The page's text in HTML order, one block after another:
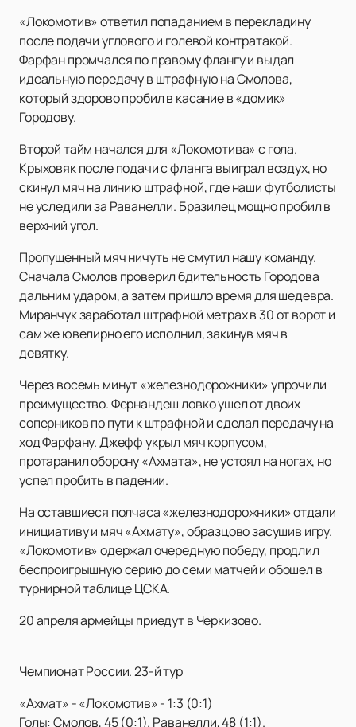
«Локомотив» ответил попаданием в перекладину
после подачи углового и голевой контратакой.
Фарфан промчался по правому флангу и выдал
идеальную передачу в штрафную на Смолова,
который здорово пробил в касание в «домик»
Городову.
Второй тайм начался для «Локомотива» с гола.
Крыховяк после подачи с фланга выиграл воздух, но
скинул мяч на линию штрафной, где наши футболисты
не уследили за Раванелли. Бразилец мощно пробил в
верхний угол.
Пропущенный мяч ничуть не смутил нашу команду.
Сначала Смолов проверил бдительность Городова
дальним ударом, а затем пришло время для шедевра.
Миранчук заработал штрафной метрах в 30 от ворот и
сам же ювелирно его исполнил, закинув мяч в
девятку.
Через восемь минут «железнодорожники» упрочили
преимущество. Фернандеш ловко ушел от двоих
соперников по пути к штрафной и сделал передачу на
ход Фарфану. Джефф укрыл мяч корпусом,
протаранил оборону «Ахмата», не устоял на ногах, но
успел пробить в падении.
На оставшиеся полчаса «железнодорожники» отдали
инициативу и мяч «Ахмату», образцово засушив игру.
«Локомотив» одержал очередную победу, продлил
беспроигрышную серию до семи матчей и обошел в
турнирной таблице ЦСКА.
20 апреля армейцы приедут в Черкизово.
Чемпионат России. 23-й тур
«Ахмат» - «Локомотив» - 1:3 (0:1)
Голы: Смолов, 45 (0:1). Раванелли, 48 (1:1).